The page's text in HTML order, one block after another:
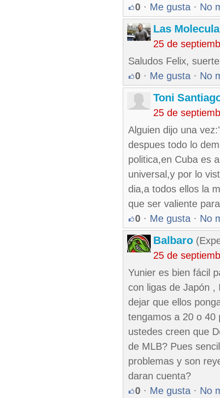
0 · Me gusta · No
Las
25 de
Saludos Felix,
0 · Me gusta · No
Toni
25 de
Alguien dijo una
despues todo lo
politica,en Cuba es
universal,y por lo
dia,a todos ellos la
que ser valiente
0 · Me gusta · No
Balbaro
25 de
Yunier es bien fácil
con ligas de Japón ,
dejar que ellos
tengamos a 20 o 40
ustedes creen que
de MLB? Pues
problemas y son
daran cuenta?
0 · Me gusta · No